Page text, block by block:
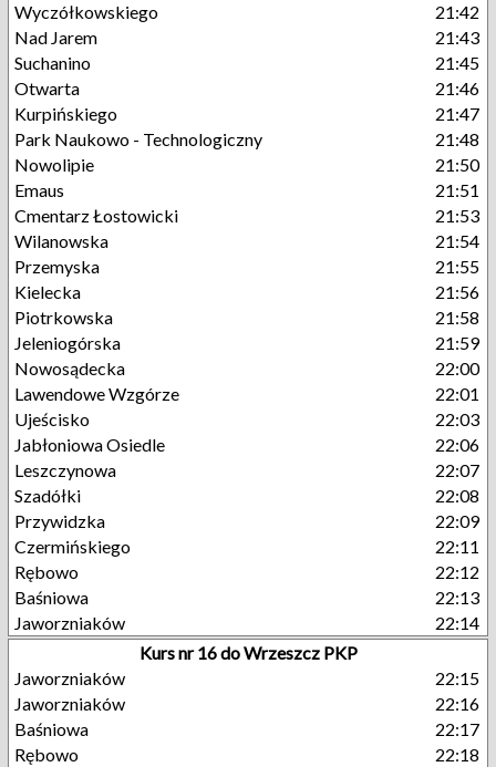
Wyczółkowskiego
21:42
Nad Jarem
21:43
Suchanino
21:45
Otwarta
21:46
Kurpińskiego
21:47
Park Naukowo - Technologiczny
21:48
Nowolipie
21:50
Emaus
21:51
Cmentarz Łostowicki
21:53
Wilanowska
21:54
Przemyska
21:55
Kielecka
21:56
Piotrkowska
21:58
Jeleniogórska
21:59
Nowosądecka
22:00
Lawendowe Wzgórze
22:01
Ujeścisko
22:03
Jabłoniowa Osiedle
22:06
Leszczynowa
22:07
Szadółki
22:08
Przywidzka
22:09
Czermińskiego
22:11
Rębowo
22:12
Baśniowa
22:13
Jaworzniaków
22:14
Kurs nr 16 do Wrzeszcz PKP
Jaworzniaków
22:15
Jaworzniaków
22:16
Baśniowa
22:17
Rębowo
22:18